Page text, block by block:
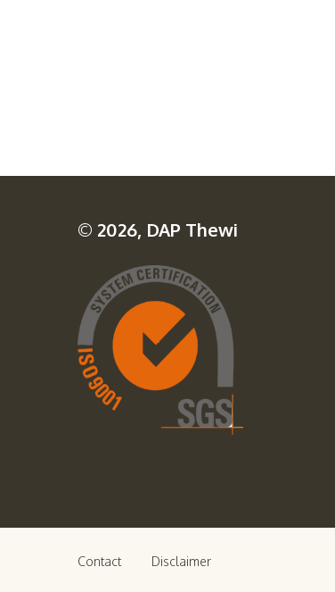
© 2026, DAP Thewi
Contact Disclaimer